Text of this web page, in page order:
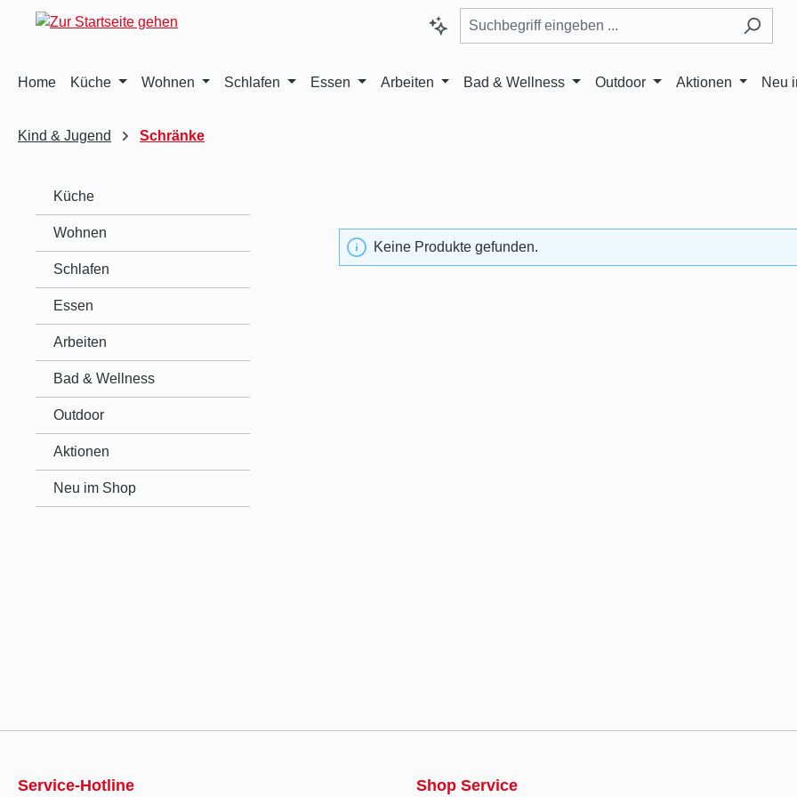
Hauptinhalt springen
Zur Suche springen
Zur Hauptnavigation springen
Home Küche Wohnen Schlafen Essen Arbeiten Bad & Wellness Outdoor Aktionen Neu
Kind & Jugend Schränke
Küche
Wohnen
Schlafen
Essen
Arbeiten
Bad & Wellness
Outdoor
Aktionen
Neu im Shop
Keine Produkte gefunden.
Service-Hotline Shop Service